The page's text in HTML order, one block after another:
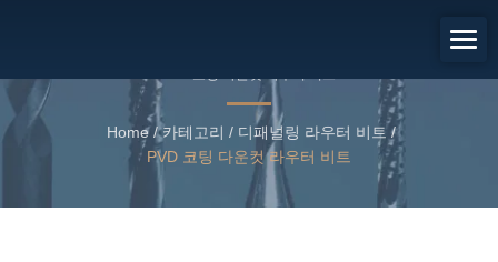
Home / 카테고리 / 디패널링 라우터 비트 /
PVD 코팅 다운컷 라우터 비트